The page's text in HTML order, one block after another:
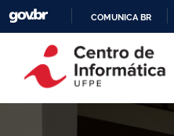
COMUNICA BR